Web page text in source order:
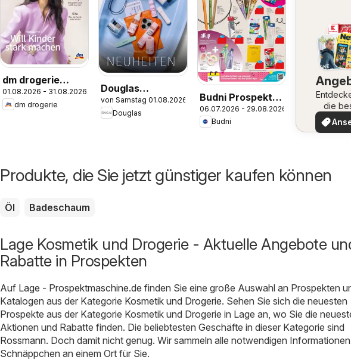
dm drogerie
Prospekt
01.08.2026 - 31.08.2026
dm drogerie
Douglas
Angebote
von Samstag 01.08.2026
Douglas
Budni Prospekt
Back to school
06.07.2026 - 29.08.2026
Budni
die
Produkte, die Sie jetzt günstiger kaufen können
Öl Badeschaum
Lage Kosmetik und Drogerie - Aktuelle Angebote
Rabatte in Prospekten
Auf Lage - Prospektmaschine.de finden Sie eine große Auswahl an Prospekten
Katalogen aus der Kategorie Kosmetik und Drogerie. Sehen Sie sich die neuesten
Prospekte aus der Kategorie Kosmetik und Drogerie in Lage an, wo Sie die
Aktionen und Rabatte finden. Die beliebtesten Geschäfte in dieser Kategorie sind
Rossmann. Doch damit nicht genug. Wir sammeln alle notwendigen
Schnäppchen an einem Ort für Sie.